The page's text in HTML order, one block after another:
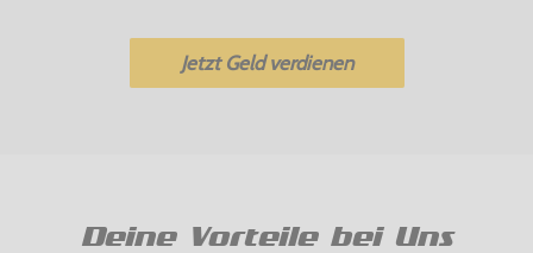
Jetzt Geld verdienen
Deine Vorteile bei Uns